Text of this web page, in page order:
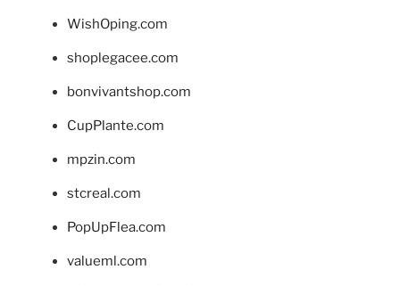
WishOping.com
shoplegacee.com
bonvivantshop.com
CupPlante.com
mpzin.com
stcreal.com
PopUpFlea.com
valueml.com